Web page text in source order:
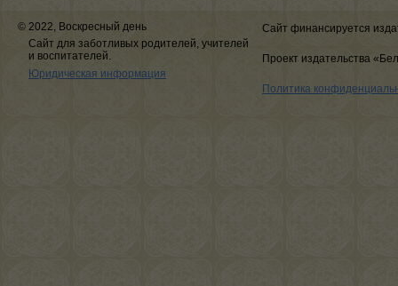
© 2022, Воскресный день
Сайт для заботливых родителей, учителей
и воспитателей.
Юридическая информация
Сайт финансируется
Проект издательства
Политика